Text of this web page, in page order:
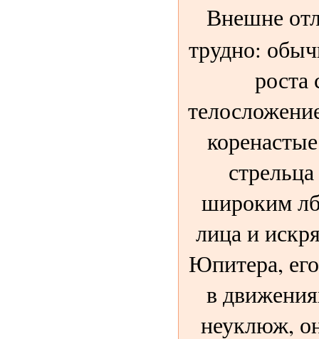
Внешне
трудно:
роста
широким
лица и
Юпитера,
в
неуклюж,